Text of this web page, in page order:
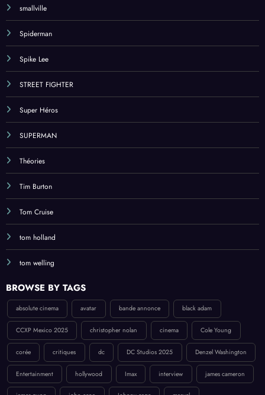
smallville
Spiderman
Spike Lee
STREET FIGHTER
Super Héros
SUPERMAN
Théories
Tim Burton
Tom Cruise
tom holland
tom welling
BROWSE BY TAGS
absolute cinema avatar bande annonce black adam
CCXP Mexico 2025 christopher nolan cinema Cole Young
corée critiques dc DC Studios 2025 Denzel Washington
Entertainment hollywood Imax interview james cameron